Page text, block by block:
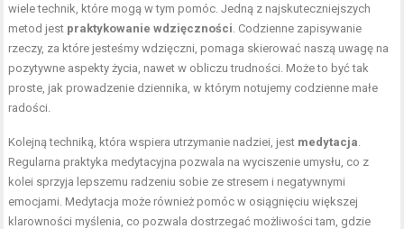
wiele technik, które mogą w tym pomóc. Jedną z najskuteczniejszych
metod jest praktykowanie wdzięczności . Codzienne zapisywanie
rzeczy, za które jesteśmy wdzięczni, pomaga skierować naszą uwagę na
pozytywne aspekty życia, nawet w obliczu trudności. Może to być tak
proste, jak prowadzenie dziennika, w którym notujemy codzienne małe
radości.
Kolejną techniką, która wspiera utrzymanie nadziei, jest medytacja
Regularna praktyka medytacyjna pozwala na wyciszenie umysłu, co z
kolei sprzyja lepszemu radzeniu sobie ze stresem i negatywnymi
emocjami. Medytacja może również pomóc w osiągnięciu większej
klarowności myślenia, co pozwala dostrzegać możliwości tam, gdzie